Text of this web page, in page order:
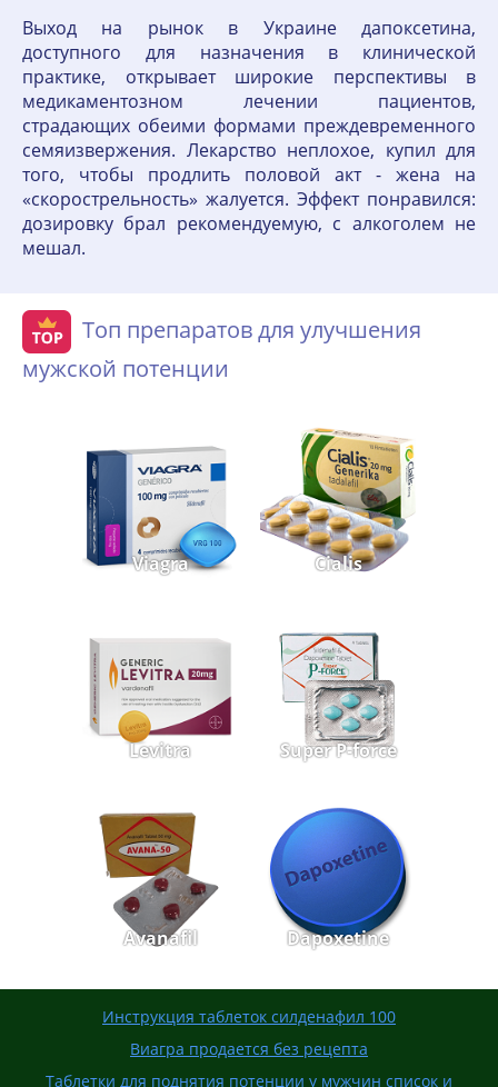
Выход на рынок в Украине дапоксетина,
доступного для назначения в клинической
практике, открывает широкие перспективы в
медикаментозном лечении пациентов,
страдающих обеими формами преждевременного
семяизвержения. Лекарство неплохое, купил для
того, чтобы продлить половой акт - жена на
«скорострельность» жалуется. Эффект понравился:
дозировку брал рекомендуемую, с алкоголем не
мешал.
Топ препаратов для улучшения
мужской потенции
Viagra Cialis
Levitra Super P-force
Avanafil Dapoxetine
Инструкция таблеток силденафил 100
Виагра продается без рецепта
Таблетки для поднятия потенции у мужчин список и